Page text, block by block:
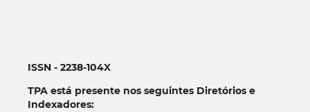
ISSN - 2238-104X
TPA está presente nos seguintes Diretórios e
Indexadores: